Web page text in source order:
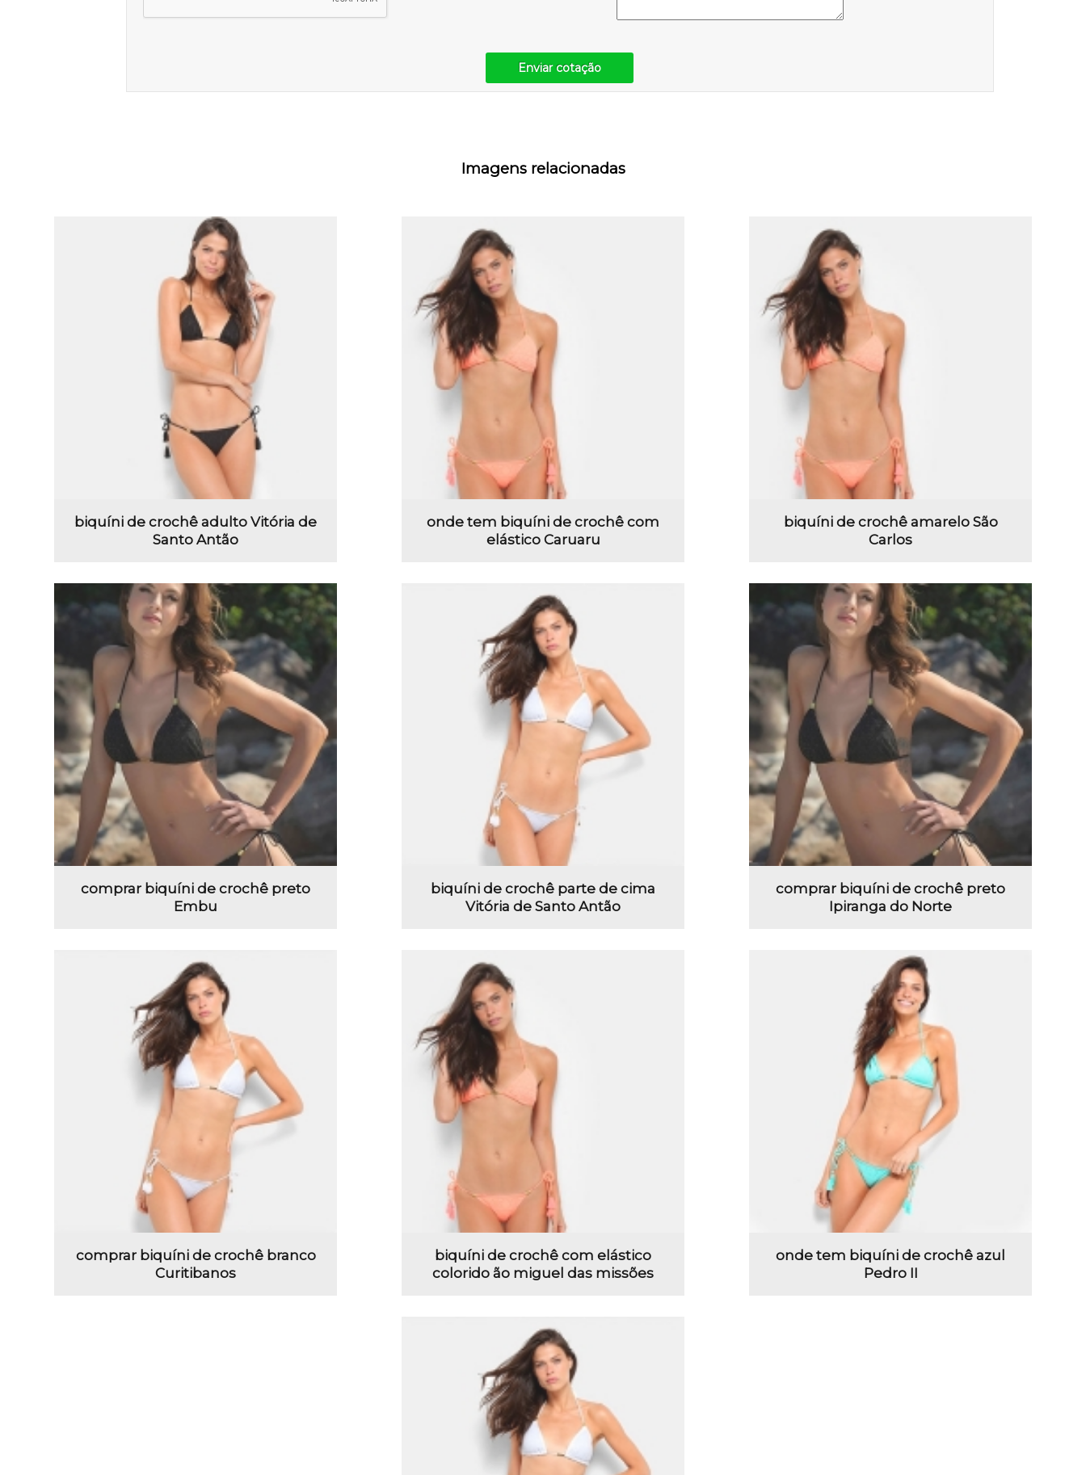
Enviar cotação
Imagens relacionadas
biquíni de crochê adulto Vitória de
Santo Antão
onde tem biquíni de crochê com
elástico Caruaru
biquíni de crochê amarelo São
Carlos
comprar biquíni de crochê preto
Embu
biquíni de crochê parte de cima
Vitória de Santo Antão
comprar biquíni de crochê preto
Ipiranga do Norte
comprar biquíni de crochê branco
Curitibanos
biquíni de crochê com elástico
colorido ão miguel das missões
onde tem biquíni de crochê azul
Pedro II